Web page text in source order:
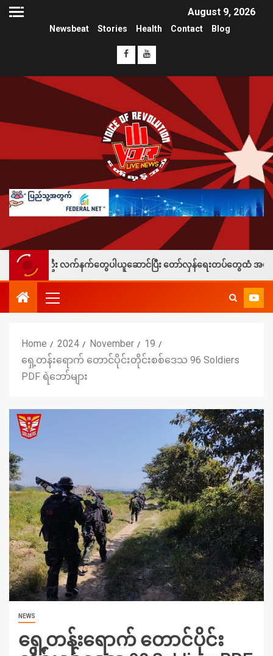
August 9, 2026
Newsbeat Stories Health Contact Blog
း လက်နက်တွေပါယူဆောင်ပြီး တော်လှန်ရေးတပ်တွေထံ အပ်နှံလို့ သိန်းတစ်
Home 2024 November
19
ရှေ့တန်းရောက် တောင်ပိုင်းတိုင်းစစ်ဒေသ 96 Soldiers
PDF ရဲဘော်များ
NEWS
ရှေ့တန်းရောက် တောင်ပိုင်း